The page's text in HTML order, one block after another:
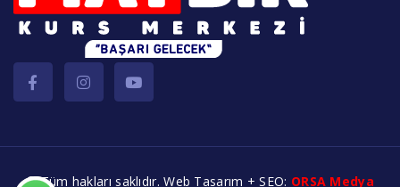
© Tüm hakları saklıdır. Web Tasarım + SEO: ORSA Medya